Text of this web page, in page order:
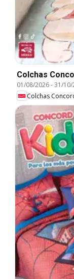
Colchas
01/08/2026-31/10/
Colchas